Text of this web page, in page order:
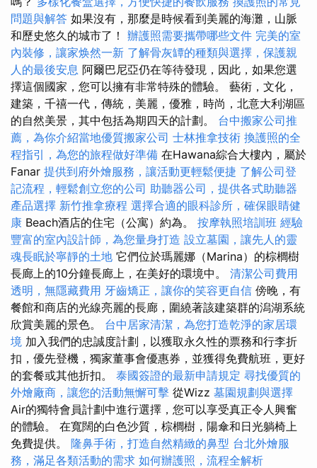
問題與解答 如果沒有，那麼是時候看到美麗的海灘，山脈
和歷史悠久的城市了！ 辦護照需要攜帶哪些文件 完美的室
內裝修，讓家焕然一新 了解骨灰罈的種類與選擇，保護親
人的最後安息 阿爾巴尼亞仍在等待發現，因此，如果您選
擇這個國家，您可以擁有非常特殊的體驗。 藝術，文化，
建築，千禧一代，傳統，美麗，優雅，時尚，北意大利湖區
的自然美景，其中包括為期四天的計劃。 台中搬家公司推
薦，為你介紹當地優質搬家公司 士林推拿技術 換護照的全
程指引，為您的旅程做好準備 在Hawana綜合大樓內，屬於
Fanar 提供到府外燴服務，讓活動更輕鬆便捷 了解公司登
記流程，輕鬆創立您的公司 助聽器公司，提供各式助聽器
產品選擇 新竹推拿療程 選擇合適的眼科診所，確保眼睛健
康 Beach酒店的住宅（公寓）約為。 按摩執照培訓班 經驗
豐富的室內設計師，為您量身打造 設立墓園，讓先人的靈
魂長眠於寧靜的土地 它們位於瑪麗娜（Marina）的棕櫚樹
長廊上的10分鐘長廊上，在美好的環境中。 清潔公司費用
透明，無隱藏費用 牙齒矯正，讓你的笑容更自信 傍晚，有
餐館和商店的光線亮麗的長廊，圍繞著該建築群的潟湖系統
欣賞美麗的景色。 台中居家清潔，為您打造乾淨的家居環
境 加入我們的忠誠度計劃，以獲取永久性的票務和行李折
扣，優先登機，獨家董事會優惠券，並獲得免費航班，更好
的套餐或其他折扣。 泰國簽證的最新申請規定 尋找優質的
外燴廠商，讓您的活動無懈可擊 從Wizz 墓園規劃與選擇
Air的獨特會員計劃中進行選擇，您可以享受真正令人興奮
的體驗。 在寬闊的白色沙質，棕櫚樹，陽傘和日光躺椅上
免費提供。 隆鼻手術，打造自然精緻的鼻型 台北外燴服
務，滿足各類活動的需求 如何辦護照，流程全解析